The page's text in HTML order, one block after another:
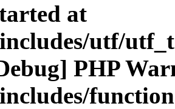
at
utf/
PHP